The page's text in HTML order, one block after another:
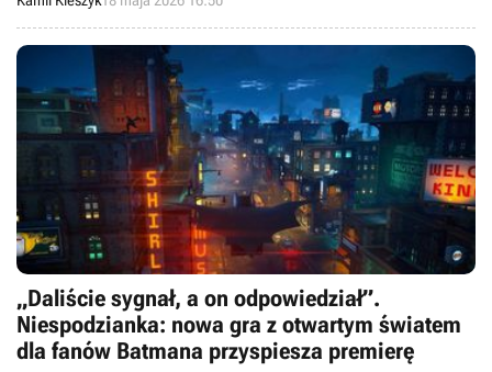
„Daliście sygnał, a on odpowiedział”.
Niespodzianka: nowa gra z otwartym światem
dla fanów Batmana przyspiesza premierę